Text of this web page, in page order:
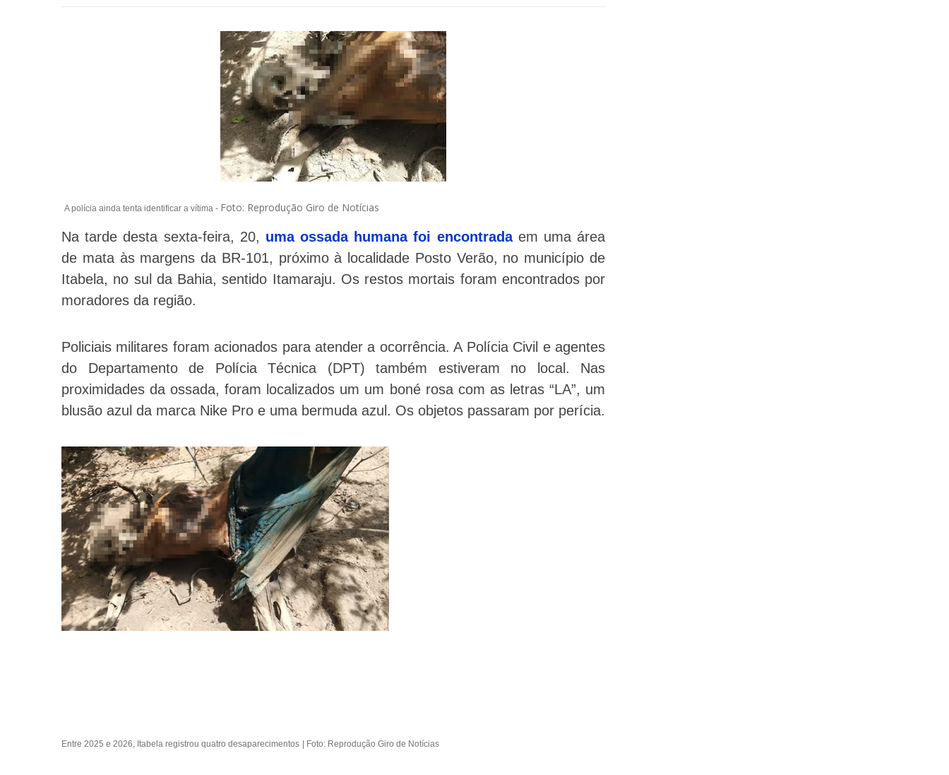
A polícia ainda tenta identificar a vítima - Foto: Reprodução Giro de Notícias
Na tarde desta sexta-feira, 20, uma ossada humana foi encontradaem uma área
de mata às margens da BR-101, próximo à localidade Posto Verão, no município de
Itabela, no sul da Bahia, sentido Itamaraju. Os restos mortais foram encontrados por
moradores da região.
Policiais militares foram acionados para atender a ocorrência. A Polícia Civil e agentes
do Departamento de Polícia Técnica (DPT) também estiveram no local. Nas
proximidades da ossada, foram localizados um um boné rosa com as letras “LA”, um
blusão azul da marca Nike Pro e uma bermuda azul. Os objetos passaram por perícia.
Entre 2025 e 2026, Itabela registrou quatro desaparecimentos | Foto: Reprodução Giro de Notícias